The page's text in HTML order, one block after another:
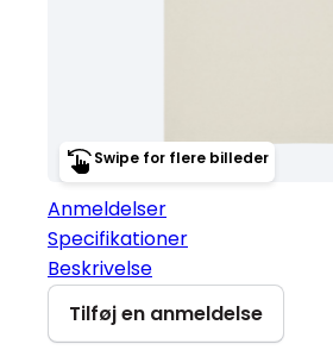
Swipe for flere billeder
Anmeldelser
Specifikationer
Beskrivelse
Tilføj en anmeldelse